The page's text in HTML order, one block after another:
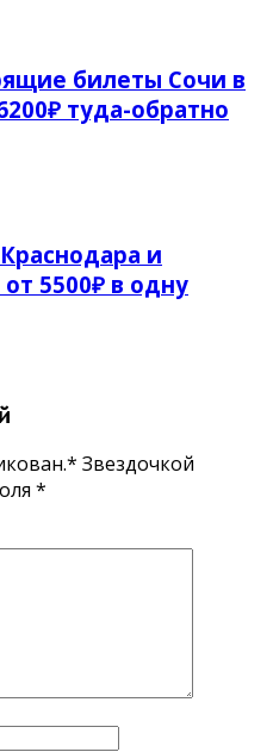
билеты Сочи в
туда-обратно
и
5500₽ в одну
Звездочкой
*